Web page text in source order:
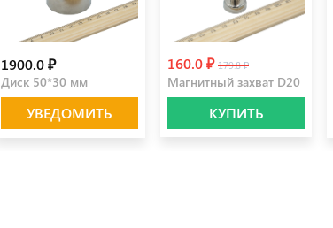
1900.0 ₽
Диск 50*30 мм
УВЕДОМИТЬ
160.0 ₽ 179.8 ₽
Магнитный захват D20
КУПИТЬ